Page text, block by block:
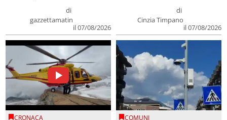
di
gazzettamatin
il 07/08/2026
di
Cinzia Timpano
il 07/08/2026
CRONACA COMUNI